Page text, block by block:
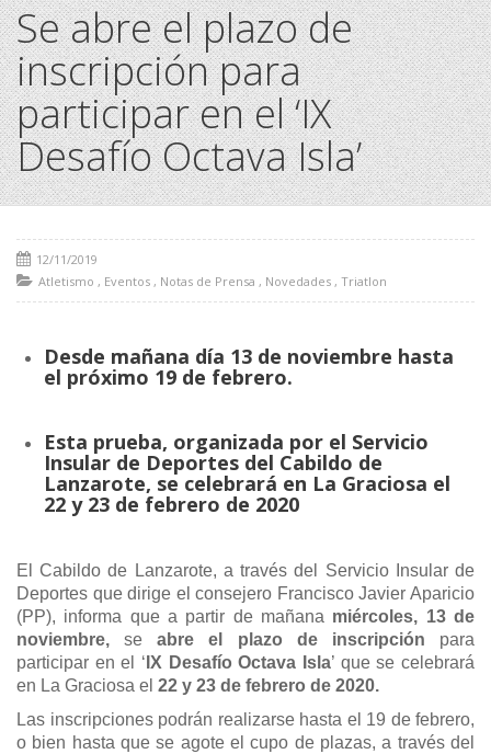
Se abre el plazo de
inscripción para
participar en el ‘IX
Desafío Octava Isla’
12/11/2019
Atletismo , Eventos , Notas de Prensa , Novedades , Triatlon
Desde mañana día 13 de noviembre hasta
el próximo 19 de febrero.
Esta prueba, organizada por el Servicio
Insular de Deportes del Cabildo de
Lanzarote, se celebrará en La Graciosa el
22 y 23 de febrero de 2020
El Cabildo de Lanzarote, a través del Servicio Insular de
Deportes que dirige el consejero Francisco Javier Aparicio
(PP), informa que a partir de mañana miércoles, 13 de
noviembre, seabre el plazo de inscripción para
participar en el ‘ IX Desafío Octava Isla’ que se celebrará
en La Graciosa el 22 y 23 de febrero de 2020.
Las inscripciones podrán realizarse hasta el 19 de febrero,
o bien hasta que se agote el cupo de plazas, a través del